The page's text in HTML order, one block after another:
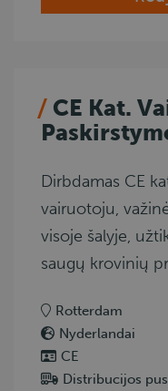
CE Kat.
Dirbdamas CE
vairuotoju,
visoje šalyje,
saugų krovinių
Rotterdam
Nyderlandai
CE
Distribucijos